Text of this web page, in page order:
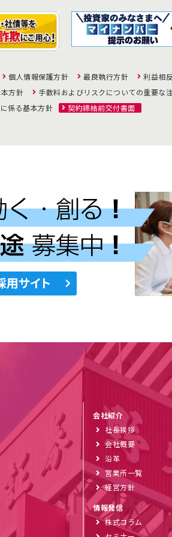
個人情報保護方針 最良執行方針 利益相
方針
手数料およびリスクについての重要な
係る基本方針
契約締結前交付書面
会社紹介
社長挨拶
会社概要
沿革
営業所一覧
経営方針
情報発信
株式コラム